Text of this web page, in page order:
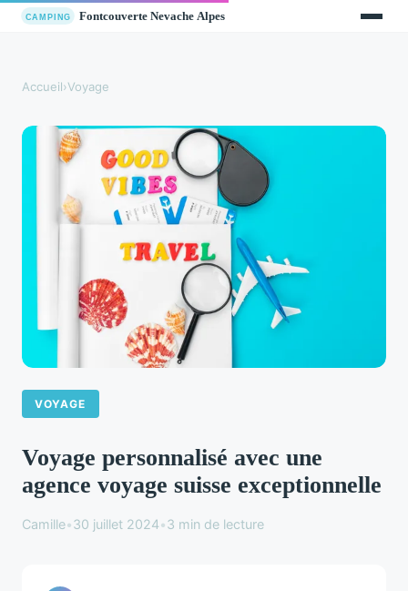
Accueil›Voyage
VOYAGE
Voyage personnalisé avec une
agence voyage suisse exceptionnelle
Camille•30 juillet 2024•3 min de lecture